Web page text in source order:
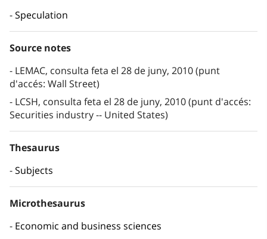
Speculation
Source notes
LEMAC, consulta feta el 28 de juny, 2010 (punt
d'accés: Wall Street)
LCSH, consulta feta el 28 de juny, 2010 (punt d'accés:
Securities industry -- United States)
Thesaurus
Subjects
Microthesaurus
Economic and business sciences